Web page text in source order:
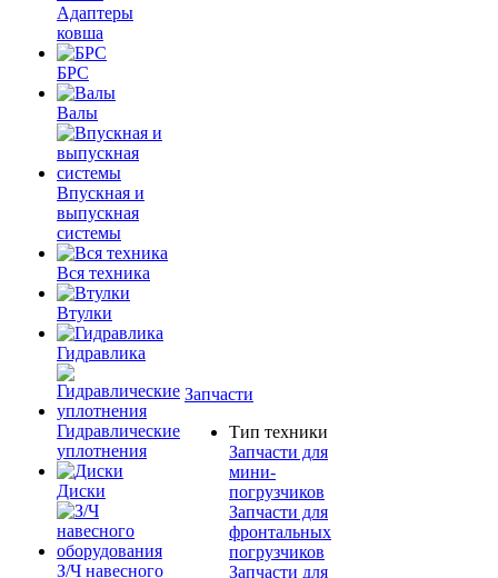
Адаптеры
ковша
БРС
Валы
Впускная и
выпускная
системы
Вся техника
Втулки
Гидравлика
Гидравлические
уплотнения
Диски
З/Ч навесного
Запчасти
Тип техники
Запчасти для
мини-
погрузчиков
Запчасти для
фронтальных
погрузчиков
Запчасти для